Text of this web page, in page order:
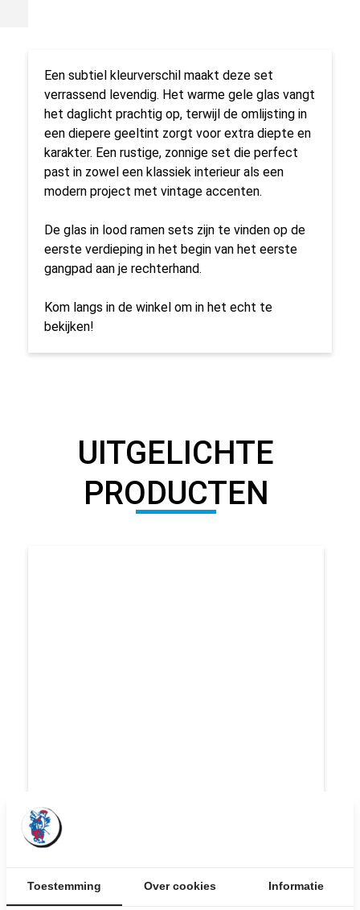
Een subtiel kleurverschil maakt deze set
verrassend levendig. Het warme gele glas vangt
het daglicht prachtig op, terwijl de omlijsting in
een diepere geeltint zorgt voor extra diepte en
karakter. Een rustige, zonnige set die perfect
past in zowel een klassiek interieur als een
modern project met vintage accenten.
De glas in lood ramen sets zijn te vinden op de
eerste verdieping in het begin van het eerste
gangpad aan je rechterhand.
Kom langs in de winkel om in het echt te
bekijken!
UITGELICHTE
PRODUCTEN
SET VAN 2 GELIJKE HOUTEN
Afmetingen: 41,5 x 112,5 cm
Toestemming Over cookies Informatie